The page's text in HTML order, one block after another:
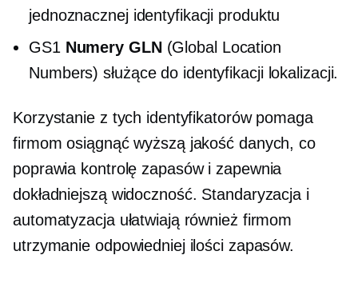
jednoznacznej identyfikacji produktu
GS1 Numery GLN(Global Location
Numbers) służące do identyfikacji lokalizacji.
Korzystanie z tych identyfikatorów pomaga
firmom osiągnąć wyższą jakość danych, co
poprawia kontrolę zapasów i zapewnia
dokładniejszą widoczność. Standaryzacja i
automatyzacja ułatwiają również firmom
utrzymanie odpowiedniej ilości zapasów.